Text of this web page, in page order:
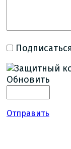
Обновить
Отправить